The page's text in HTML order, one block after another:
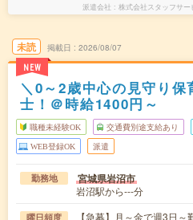
派遣会社 株式会社スタッフサ
未読
NEW
掲載日 2026/08/07
＼0～2歳中心の見守り
士！＠時給1400円～
職種未経験OK 交通費別途支給あり
WEB登録OK 派遣
勤務地 宮城県岩沼市
岩沼駅から---分
曜日頻度 【急募】月～金で週3日～